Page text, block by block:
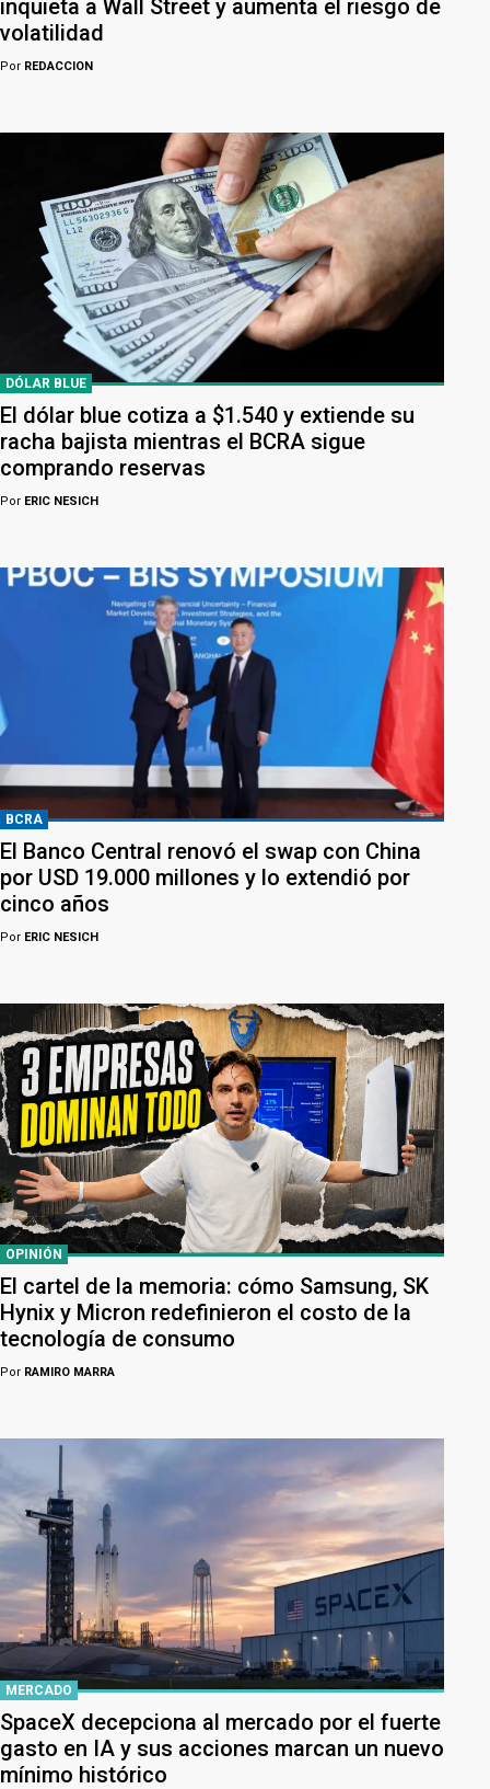
inquieta a Wall Street y aumenta el riesgo de
volatilidad
Por REDACCION
DÓLAR BLUE
El dólar blue cotiza a $1.540 y extiende su
racha bajista mientras el BCRA sigue
comprando reservas
Por ERIC NESICH
BCRA
El Banco Central renovó el swap con China
por USD 19.000 millones y lo extendió por
cinco años
Por ERIC NESICH
OPINIÓN
El cartel de la memoria: cómo Samsung, SK
Hynix y Micron redefinieron el costo de la
tecnología de consumo
Por RAMIRO MARRA
MERCADO
SpaceX decepciona al mercado por el fuerte
gasto en IA y sus acciones marcan un nuevo
mínimo histórico